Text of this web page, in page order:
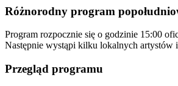
Różnorodny program
Program rozpocznie się o godzinie 15:00
Następnie wystąpi kilku lokalnych artystów i
Przegląd programu